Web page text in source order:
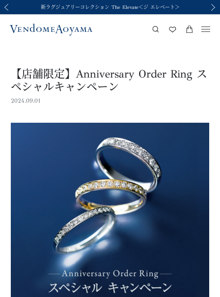
2026年春夏コレクション Brise-légère
令和8年熊本地震の影響による荷物のお届けについて
新ラグジュアリーコレクション The Elevate＜ジ エレベート＞
2026年春夏コレクション Brise-légère
令和8年熊本地震の影響による荷物のお届けについて
【店舗限定】Anniversary Order Ring ス
ペシャルキャンペーン
2024.09.01